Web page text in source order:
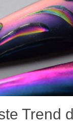
Trend